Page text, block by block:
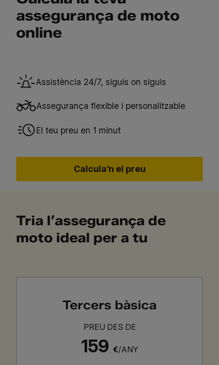
assegurança de moto
online
Assistència 24/7, siguis on siguis
Assegurança flexible i personalitzable
El teu preu en 1 minut
Calcula’n el preu
Tria l’assegurança de
moto ideal per a tu
Tercers bàsica
PREU DES DE
159 €/ANY